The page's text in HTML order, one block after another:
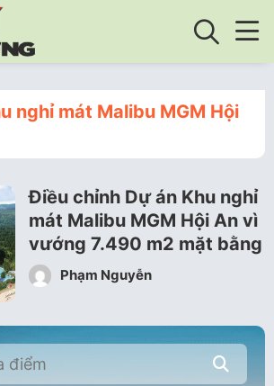
nghỉ mát Malibu MGM Hội
Điều chỉnh Dự án Khu nghỉ
mát Malibu MGM Hội An vì
vướng 7.490 m2 mặt bằng
Phạm Nguyễn